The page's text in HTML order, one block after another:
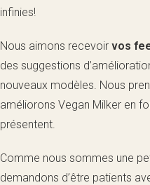
infinies!
Nous aimons recevoir vos
des suggestions
nouveaux modèles. Nous
améliorons Vegan Milker en
présentent.
Comme nous sommes une
demandons d’être patients